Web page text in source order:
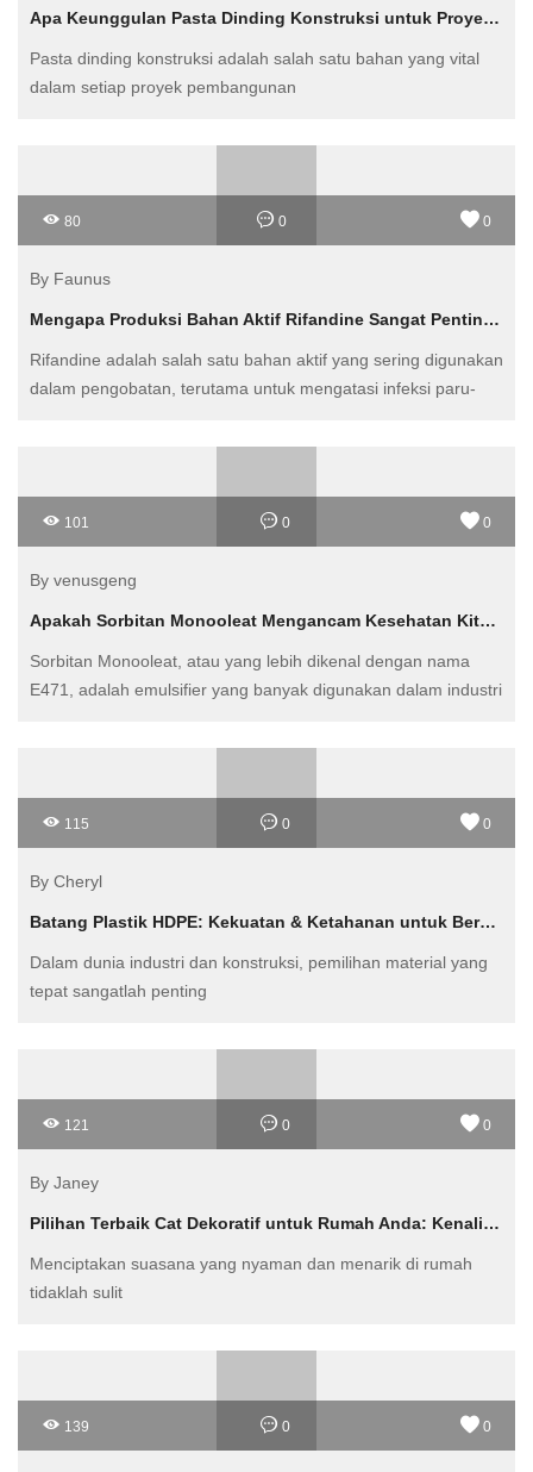
Apa Keunggulan Pasta Dinding Konstruksi untuk Proyek Anda?
Pasta dinding konstruksi adalah salah satu bahan yang vital
dalam setiap proyek pembangunan
80 0 0
By Faunus
Mengapa Produksi Bahan Aktif Rifandine Sangat Penting untuk Kesehatan?
Rifandine adalah salah satu bahan aktif yang sering digunakan
dalam pengobatan, terutama untuk mengatasi infeksi paru-
101 0 0
By venusgeng
Apakah Sorbitan Monooleat Mengancam Kesehatan Kita? Menyelami Kontroversi di Tengah Gairah Industri Makanan Indonesia
Sorbitan Monooleat, atau yang lebih dikenal dengan nama
E471, adalah emulsifier yang banyak digunakan dalam industri
115 0 0
By Cheryl
Batang Plastik HDPE: Kekuatan & Ketahanan untuk Berbagai Aplikasi
Dalam dunia industri dan konstruksi, pemilihan material yang
tepat sangatlah penting
121 0 0
By Janey
Pilihan Terbaik Cat Dekoratif untuk Rumah Anda: Kenali Brand BGP
Menciptakan suasana yang nyaman dan menarik di rumah
tidaklah sulit
139 0 0